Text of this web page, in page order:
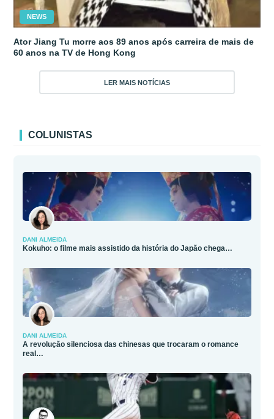
NEWS
Ator Jiang Tu morre aos 89 anos após carreira de mais de
60 anos na TV de Hong Kong
LER MAIS NOTÍCIAS
COLUNISTAS
DANI ALMEIDA
Kokuho: o filme mais assistido da história do Japão chega…
DANI ALMEIDA
A revolução silenciosa das chinesas que trocaram o romance
real…